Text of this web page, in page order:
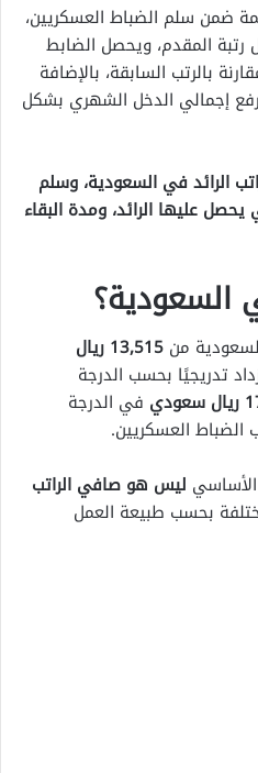
ضمن سلم الضباط العسكريين،
رتبة المقدم، ويحصل الضابط
بالرتب السابقة، بالإضافة
إجمالي الدخل الشهري بشكل
الرائد في السعودية، وسلم
يحصل عليها الرائد، ومدة البقاء
السعودية؟
من
13,515 ريال
تدريجيًا بحسب الدرجة
في الدرجة
العسكريين.
الأساسي ليس هو صافي الراتب
بحسب طبيعة العمل